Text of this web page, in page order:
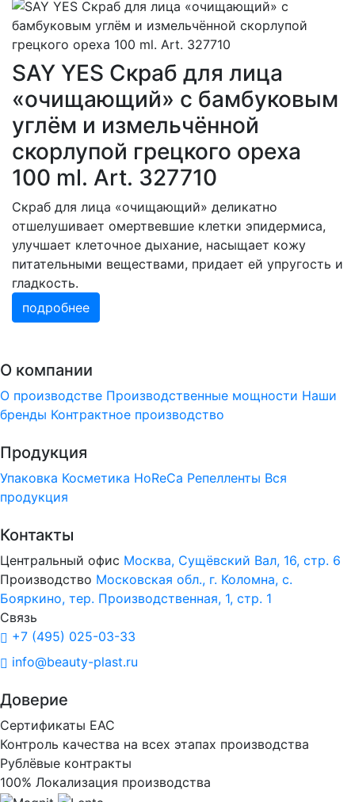
SAY YES Скраб для лица
«очищающий» с бамбуковым
углём и измельчённой
скорлупой грецкого ореха
100 ml. Art. 327710
Скраб для лица «очищающий» деликатно
отшелушивает омертвевшие клетки эпидермиса,
улучшает клеточное дыхание, насыщает кожу
питательными веществами, придает ей упругость и
гладкость.
подробнее
О компании
О производстве Производственные мощности Наши
бренды Контрактное производство
Продукция
Упаковка Косметика HoReCa Репелленты Вся
продукция
Контакты
Центральный офис Москва, Сущёвский Вал, 16, стр. 6
Производство Московская обл., г. Коломна, с.
Бояркино, тер. Производственная, 1, стр. 1
Связь
+7 (495) 025-03-33
info@beauty-plast.ru
Доверие
Сертификаты ЕАС
Контроль качества на всех этапах производства
Рублёвые контракты
100% Локализация производства